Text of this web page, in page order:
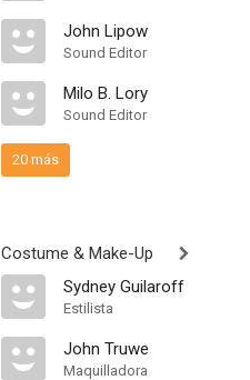
John Lipow
Sound Editor
Milo B. Lory
Sound Editor
20 más
Costume & Make-Up
Sydney Guilaroff
Estilista
John Truwe
Maquilladora